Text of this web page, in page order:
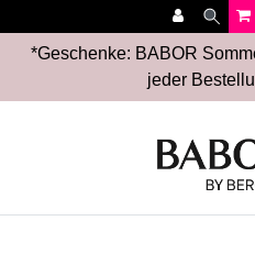
*Geschenke: BABOR
jeder